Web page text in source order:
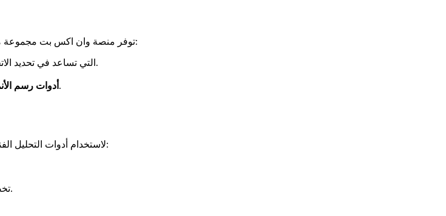
توفر منصة وان اكس بت مجموعة متنوعة من أدوات التحليل الفني التي تساعد المستثمرين في اتخاذ قراراتهم. تشمل هذه الأدوات:
مثل المتوسطات المتحركة ومؤشر القوة النسبية (RSI) التي تساعد في تحديد الاتجاهات والزخم.
أدوات رسم مثل خطوط الاتجاه ومناطق الدعم والمقاومة التي تساعد في تحديد النقاط الحرجة.
لاستخدام أدوات التحليل الفني بشكل فعّال على منصة وان اكس بت، يجب على المستثمرين اتباع بعض الخطوات الأساسية:
تخصيص الرسوم البيانية باستخدام المؤشرات والأدوات المناسبة لمساعدتك في اتخاذ القرار.